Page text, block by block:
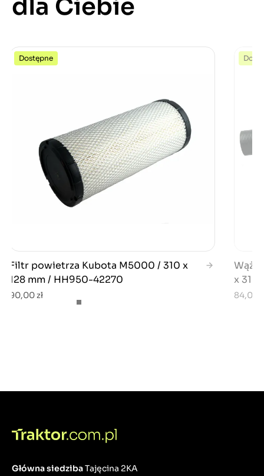
dla Ciebie
Dostępne
Filtr powietrza Kubota M5000 / 310 x
128 mm / HH950-42270
90,00 zł
Wąż
x 310
84,00
Główna siedzibaTajęcina 2KA